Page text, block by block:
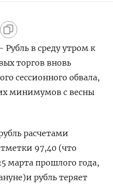
в среду утром к
торгов вновь
сессионного обвала,
минимумов с весны
расчетами
97,40 (что
марта прошлого года,
рубль теряет